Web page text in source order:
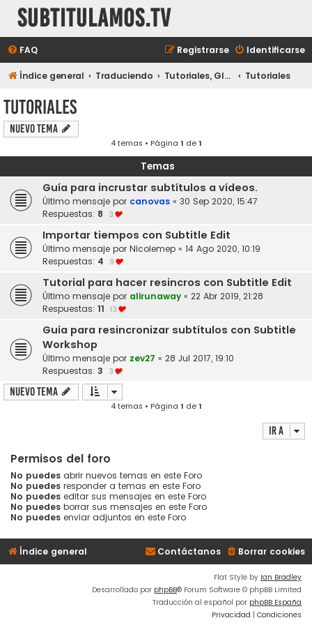
subtitulamos.tv
FAQ Identificarse
Registrarse
Índice general Traduciendo Tutoriales, Glosarios y Ayudas Tutoriales
Tutoriales
Nuevo Tema
4 temas • Página 1 de1
Temas
Guía para incrustar subtítulos a vídeos.
Último mensaje por canovas « 30 Sep 2020, 15:47
Respuestas: 8 3
Importar tiempos con Subtitle Edit
Último mensaje por Nicolemep « 14 Ago 2020, 10:19
Respuestas: 4 9
Tutorial para hacer resincros con Subtitle Edit
Último mensaje por alirunaway « 22 Abr 2019, 21:28
Respuestas: 11 13
Guía para resincronizar subtítulos con Subtitle
Workshop
Último mensaje por zev27 « 28 Jul 2017, 19:10
Respuestas: 3 3
Nuevo Tema
4 temas • Página 1 de1
Ir a
Permisos del foro
No puedes abrir nuevos temas en este Foro
No puedes responder a temas en este Foro
No puedes editar sus mensajes en este Foro
No puedes borrar sus mensajes en este Foro
No puedes enviar adjuntos en este Foro
Índice general Borrar cookies
Contáctanos
Flat Style by Ian Bradley
Desarrollado por phpBB® Forum Software © phpBB Limited
Traducción al español por phpBB España
Privacidad | Condiciones